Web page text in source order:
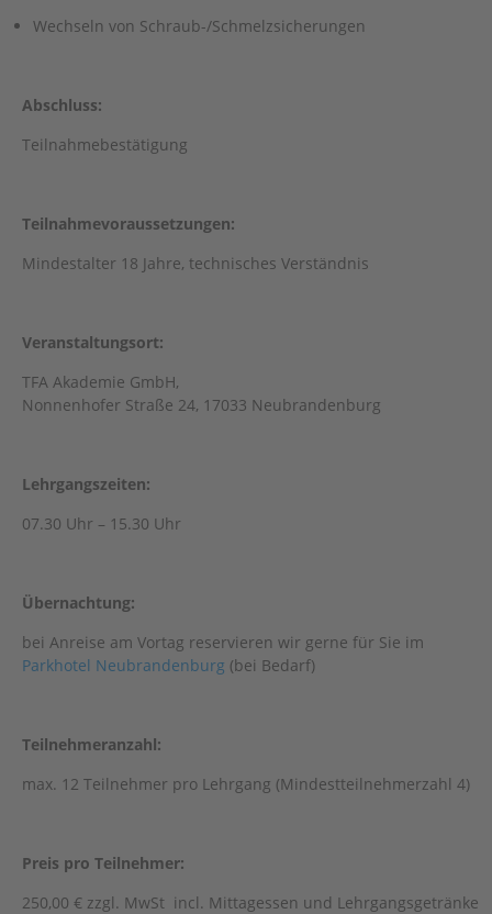
Wechseln von Schraub-/Schmelzsicherungen
Abschluss:
Teilnahmebestätigung
Teilnahmevoraussetzungen:
Mindestalter 18 Jahre, technisches Verständnis
Veranstaltungsort:
TFA Akademie GmbH,
Nonnenhofer Straße 24, 17033 Neubrandenburg
Lehrgangszeiten:
07.30 Uhr – 15.30 Uhr
Übernachtung:
bei Anreise am Vortag reservieren wir gerne für Sie im
Parkhotel Neubrandenburg (bei Bedarf)
Teilnehmeranzahl:
max. 12 Teilnehmer pro Lehrgang (Mindestteilnehmerzahl 4)
Preis pro Teilnehmer:
250,00 € zzgl. MwSt incl. Mittagessen und Lehrgangsgetränke